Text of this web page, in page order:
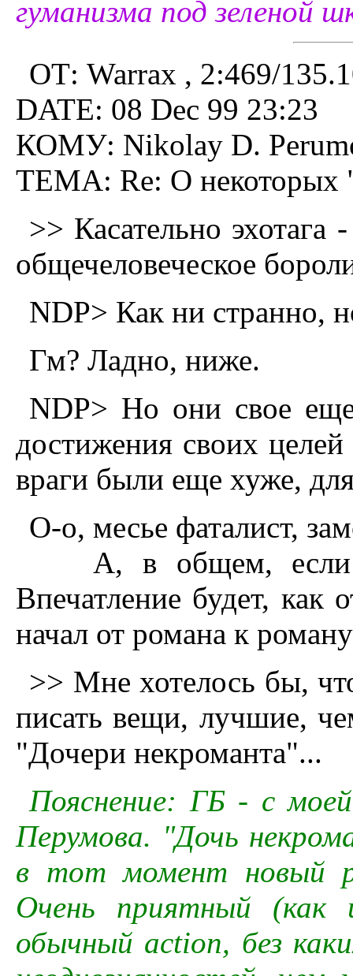
гуманизма под зеленой
ОТ: Warrax , 2:469/
DATE: 08 Dec 99 23:23
КОМУ: Nikolay D.
ТЕМА: Re: О некоторых
>> Касательно эхотага
общечеловеческое
NDP> Как ни странно,
Гм? Ладно, ниже.
NDP> Hо они свое
достижения своих
враги были еще хуже,
О-о, месье фаталист,
А, в общем, если
Впечатление будет, как
начал от романа к роману
>> Мне хотелось бы,
писать вещи, лучшие,
"Дочери некроманта"...
Пояснение: ГБ - с
Перумова. "Дочь
в тот момент новый
Очень приятный (как
обычный action, без